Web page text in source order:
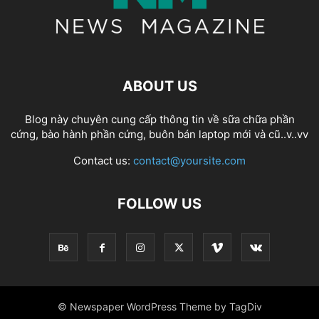
ABOUT US
Blog này chuyên cung cấp thông tin về sữa chữa phần
cứng, bào hành phần cứng, buôn bán laptop mới và cũ..v..vv
Contact us: contact@yoursite.com
FOLLOW US
© Newspaper WordPress Theme by TagDiv